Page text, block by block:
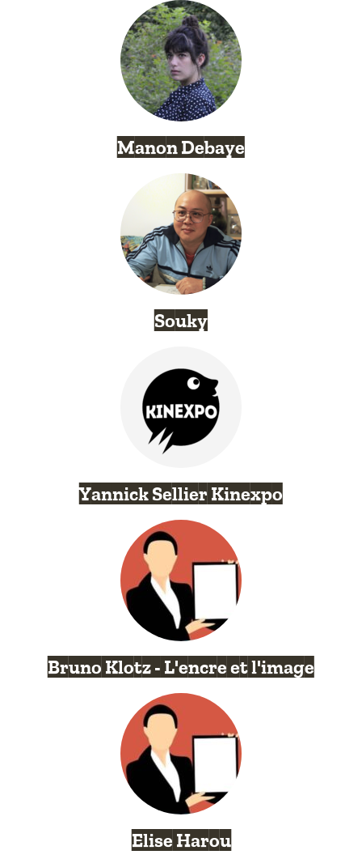
Manon Debaye
Souky
Yannick Sellier Kinexpo
Bruno Klotz - L'encre et l'image
Elise Harou